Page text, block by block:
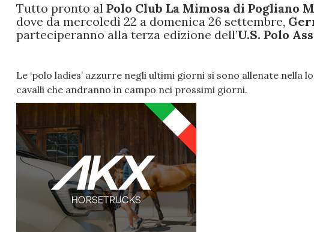
Tutto pronto al Polo Club La Mimosa di Pogliano
dove da mercoledì 22 a domenica 26 settembre,
parteciperanno alla terza edizione dell’U.S. Polo
Le ‘polo ladies’ azzurre negli ultimi giorni si sono allenate
cavalli che andranno in campo nei prossimi giorni.